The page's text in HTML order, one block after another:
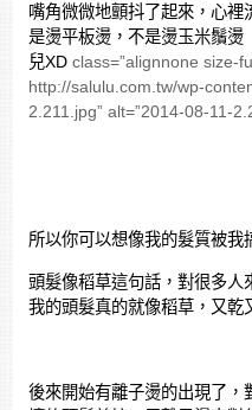
嘴角微微地顫抖了起來，心
是燙平板燙，不是燙玉米鬚燙
兒XDclass=”alignnone size-
http://salulu.com.tw/wp-
2.211.jpg” alt=”2014-08-11-
所以你可以想像我的髮質被我
頭髮像稻草這句話，對很多人
我的頭髮真的就像稻草，又乾
後來開始有離子燙的出現了，